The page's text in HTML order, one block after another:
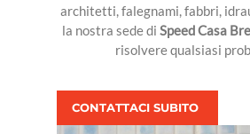
architetti, falegnami, fabbri,
la nostra sede di Speed Casa
risolvere qualsiasi
CONTATTACI SUBITO